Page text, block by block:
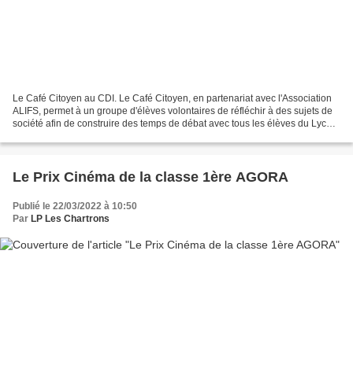
Le Café Citoyen au CDI. Le Café Citoyen, en partenariat avec l'Association
ALIFS, permet à un groupe d'élèves volontaires de réfléchir à des sujets de
société afin de construire des temps de débat avec tous les élèves du Lycée.
Le Prix Cinéma de la classe 1ère AGORA
Publié le 22/03/2022 à 10:50
Par LP Les Chartrons